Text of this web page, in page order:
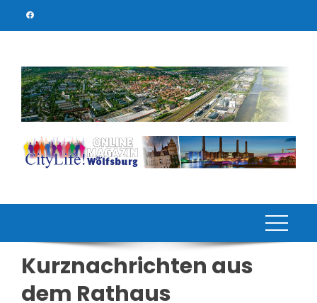
Kurznachrichten aus
dem Rathaus